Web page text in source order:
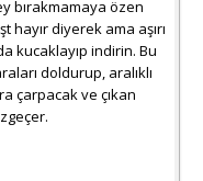
bırakmamaya özen
hayır diyerek ama aşırı
kucaklayıp indirin. Bu
doldurup, aralıklı
çarpacak ve çıkan